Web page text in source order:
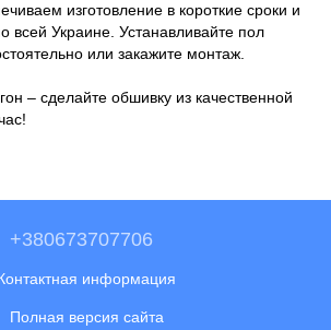
изготовление в короткие сроки и
всей Украине. Устанавливайте пол
или закажите монтаж.
– сделайте обшивку из качественной
+380673707706
информация
Полная версия сайта